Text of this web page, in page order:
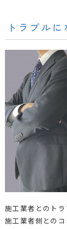
トラブル
施工業者とのト
施工業者側とのコ